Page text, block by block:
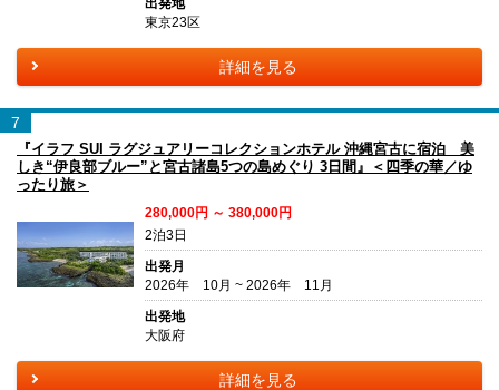
出発地
東京23区
詳細を見る
7
『イラフ SUI ラグジュアリーコレクションホテル 沖縄宮古に宿泊 美
しき“伊良部ブルー”と宮古諸島5つの島めぐり 3日間』＜四季の華／ゆ
ったり旅＞
280,000円 ～ 380,000円
2泊3日
出発月
2026年 10月 ~ 2026年 11月
出発地
大阪府
詳細を見る